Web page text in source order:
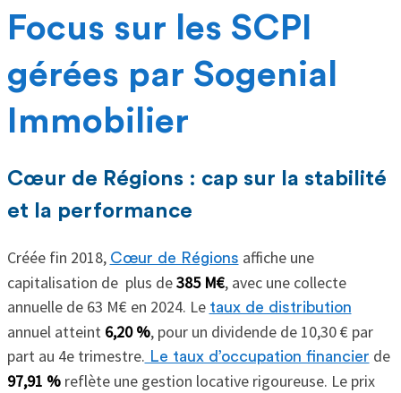
Focus sur les SCPI
gérées par Sogenial
Immobilier
Cœur de Régions : cap sur la stabilité
et la performance
Créée fin 2018, Cœur de Régions affiche une
capitalisation de plus de385 M€, avec une collecte
annuelle de 63 M€ en 2024. Le taux de distribution
annuel atteint 6,20 %, pour un dividende de 10,30 € par
part au 4e trimestre. Le taux d’occupation financier de
97,91 %reflète une gestion locative rigoureuse. Le prix